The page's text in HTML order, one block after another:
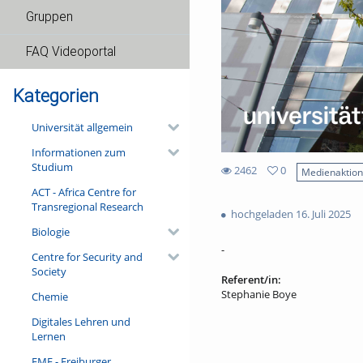
Gruppen
FAQ Videoportal
Kategorien
Universität allgemein
Informationen zum
Studium
ACT - Africa Centre for
Transregional Research
Biologie
Centre for Security and
Society
Chemie
Digitales Lehren und
Lernen
2462
views
0
hochgeladen 16. Juli 2025
-
Referent/in:
Stephanie Boye